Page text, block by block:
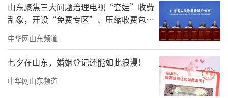
山东聚焦三大问题治理电视“套娃”收费
乱象，开设“免费专区”、压缩收费包比
例70%以上
中华网山东频道
七夕在山东，婚姻登记还能如此浪漫！
中华网山东频道